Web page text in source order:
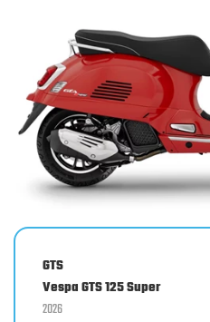
GTS
Vespa GTS 125 Super
2026